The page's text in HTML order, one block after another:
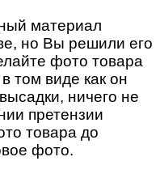
материал
но Вы решили его
фото товара
том виде как он
ничего не
претензии
товара до
фото.